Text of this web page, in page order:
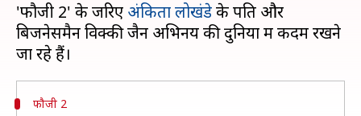
'फौजी 2' के जरिए अंकिता लोखंडेके पति और
बिजनेसमैन विक्की जैन अभिनय की दुनिया में कदम रखने
फौजी 2